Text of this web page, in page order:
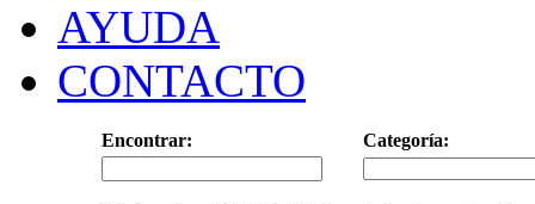
AYUDA
CONTACTO
Encontrar: Categoría: